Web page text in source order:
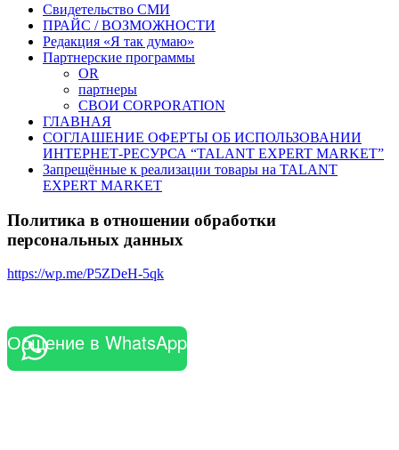
Свидетельство СМИ
ПРАЙС / ВОЗМОЖНОСТИ
Редакция «Я так думаю»
Партнерские программы
OR
партнеры
СВОИ CORPORATION
ГЛАВНАЯ
СОГЛАШЕНИЕ ОФЕРТЫ ОБ ИСПОЛЬЗОВАНИИ
ИНТЕРНЕТ-РЕСУРСА “TALANT EXPERT MARKET”
Запрещённые к реализации товары на TALANT
EXPERT MARKET
Политика в отношении обработки
персональных данных
https://wp.me/P5ZDeH-5qk
Общение в WhatsApp